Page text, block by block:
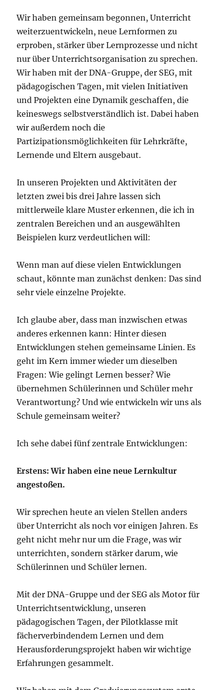
Wir haben gemeinsam begonnen, Unterricht
weiterzuentwickeln, neue Lernformen zu
erproben, stärker über Lernprozesse und nicht
nur über Unterrichtsorganisation zu sprechen.
Wir haben mit der DNA-Gruppe, der SEG, mit
pädagogischen Tagen, mit vielen Initiativen
und Projekten eine Dynamik geschaffen, die
keineswegs selbstverständlich ist. Dabei haben
wir außerdem noch die
Partizipationsmöglichkeiten für Lehrkräfte,
Lernende und Eltern ausgebaut.
In unseren Projekten und Aktivitäten der
letzten zwei bis drei Jahre lassen sich
mittlerweile klare Muster erkennen, die ich in
zentralen Bereichen und an ausgewählten
Beispielen kurz verdeutlichen will:
Wenn man auf diese vielen Entwicklungen
schaut, könnte man zunächst denken: Das sind
sehr viele einzelne Projekte.
Ich glaube aber, dass man inzwischen etwas
anderes erkennen kann: Hinter diesen
Entwicklungen stehen gemeinsame Linien. Es
geht im Kern immer wieder um dieselben
Fragen: Wie gelingt Lernen besser? Wie
übernehmen Schülerinnen und Schüler mehr
Verantwortung? Und wie entwickeln wir uns als
Schule gemeinsam weiter?
Ich sehe dabei fünf zentrale Entwicklungen:
Erstens: Wir haben eine neue Lernkultur
angestoßen.
Wir sprechen heute an vielen Stellen anders
über Unterricht als noch vor einigen Jahren. Es
geht nicht mehr nur um die Frage, was wir
unterrichten, sondern stärker darum, wie
Schülerinnen und Schüler lernen.
Mit der DNA-Gruppe und der SEG als Motor für
Unterrichtsentwicklung, unseren
pädagogischen Tagen, der Pilotklasse mit
fächerverbindendem Lernen und dem
Herausforderungsprojekt haben wir wichtige
Erfahrungen gesammelt.